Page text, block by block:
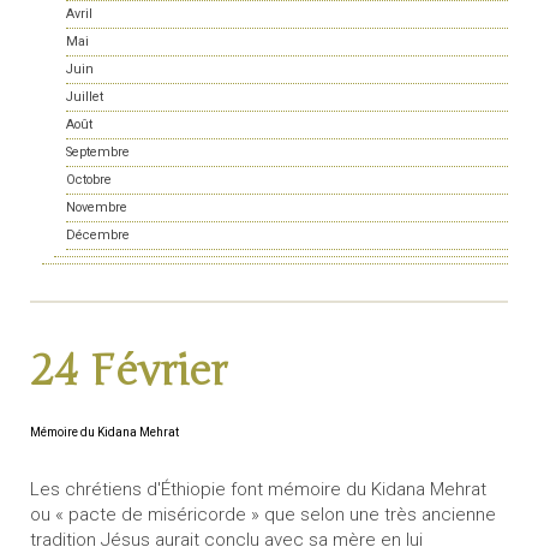
Avril
Mai
Juin
Juillet
Août
Septembre
Octobre
Novembre
Décembre
24 Février
Mémoire du Kidana Mehrat
Les chrétiens d'Éthiopie font mémoire du Kidana Mehrat
ou « pacte de miséricorde » que selon une très ancienne
tradition Jésus aurait conclu avec sa mère en lui